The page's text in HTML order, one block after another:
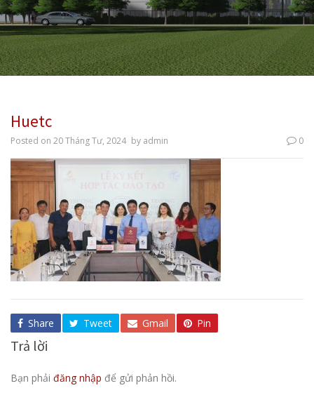
Huetc
Posted on 20 Tháng Tư, 2024 by admin 0
Share Tweet Gmail Pin
Trả lời
Bạn phải đăng nhập để gửi phản hồi.